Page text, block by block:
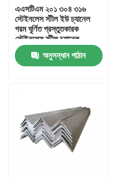
এএসটিএম ২০১ ৩০৪ ৩১৬
স্টেইনলেস স্টীল ইউ চ্যানেল
গরম ঘূর্ণিত প্রস্তুতকারক
স্টেইনলেস স্টীল চ্যানেল
অনুসন্ধান পাঠান